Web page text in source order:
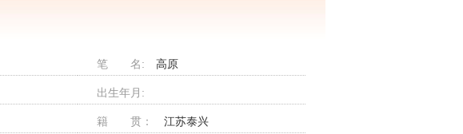
笔 名: 高原
出生年月:
籍 贯： 江苏泰兴